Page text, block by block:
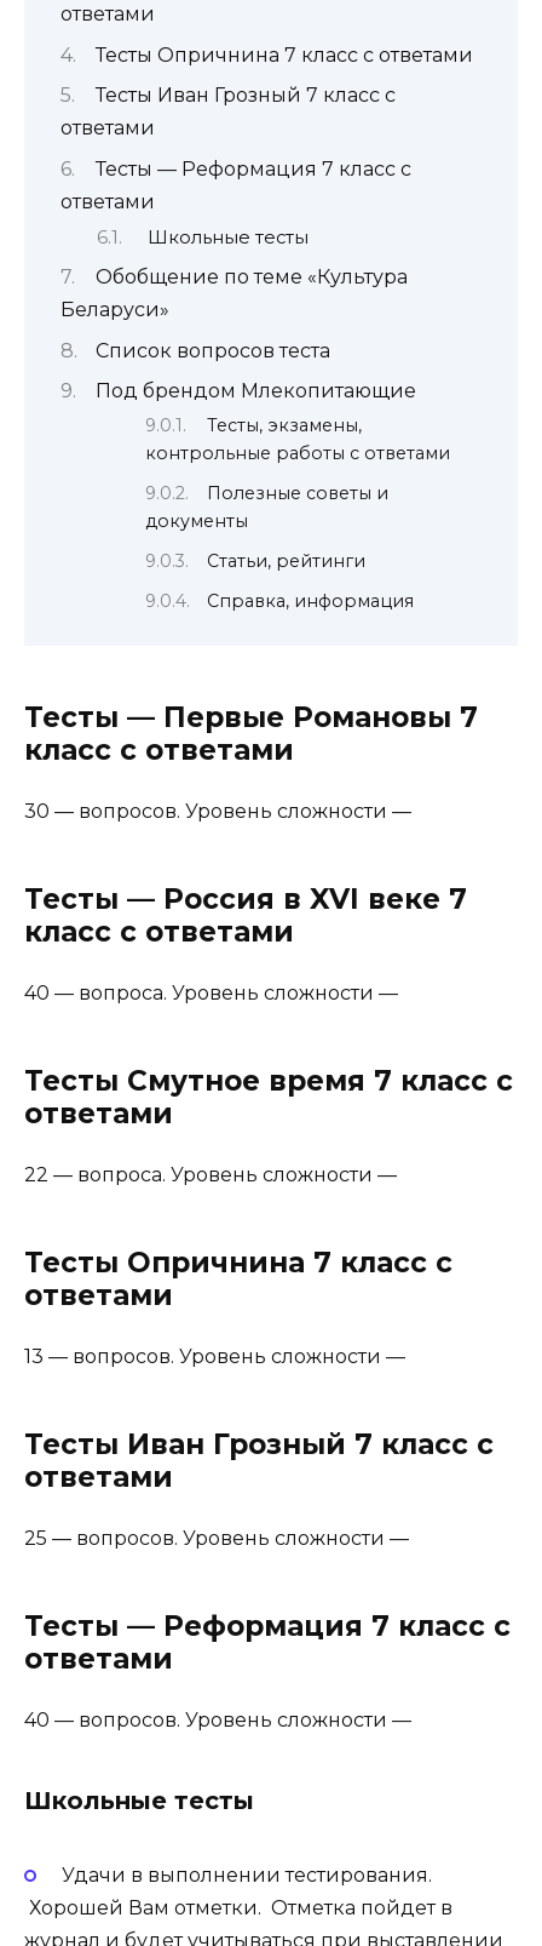
ответами
Тесты Опричнина 7 класс с ответами
Тесты Иван Грозный 7 класс с
ответами
Тесты — Реформация 7 класс с
ответами
Школьные тесты
Обобщение по теме «Культура
Беларуси»
Список вопросов теста
Под брендом Млекопитающие
Тесты, экзамены,
контрольные работы с ответами
Полезные советы и
документы
Статьи, рейтинги
Справка, информация
Тесты — Первые Романовы 7
класс с ответами
30 — вопросов. Уровень сложности —
Тесты — Россия в XVI веке 7
класс с ответами
40 — вопроса. Уровень сложности —
Тесты Смутное время 7 класс с
ответами
22 — вопроса. Уровень сложности —
Тесты Опричнина 7 класс с
ответами
13 — вопросов. Уровень сложности —
Тесты Иван Грозный 7 класс с
ответами
25 — вопросов. Уровень сложности —
Тесты — Реформация 7 класс с
ответами
40 — вопросов. Уровень сложности —
Школьные тесты
Удачи в выполнении тестирования.
Хорошей Вам отметки. Отметка пойдет в
журнал и будет учитываться при выставлении